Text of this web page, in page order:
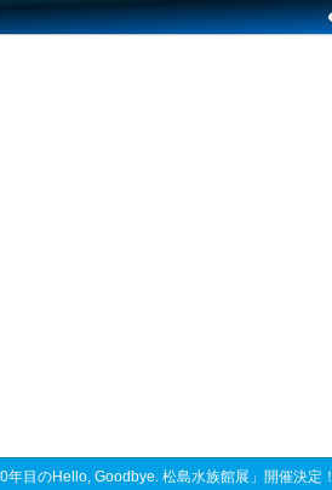
目のHello, Goodbye. 松島水族館展」開催決定！